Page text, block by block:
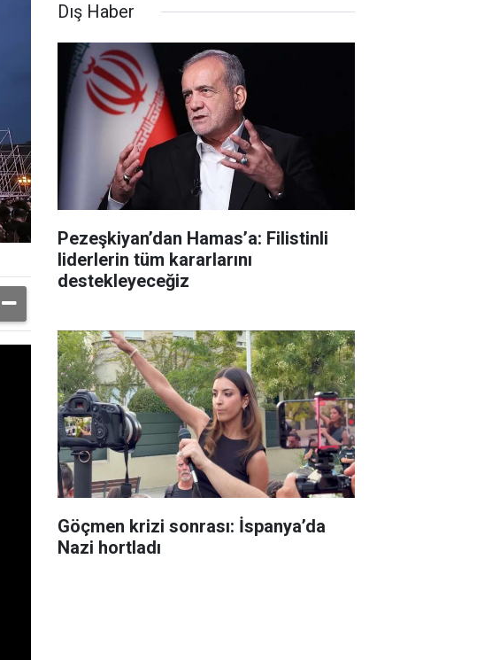
Dış Haber
Pezeşkiyan’dan Hamas’a: Filistinli
liderlerin tüm kararlarını
destekleyeceğiz
Göçmen krizi sonrası: İspanya’da
Nazi hortladı